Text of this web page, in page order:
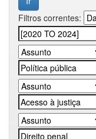
Filtros correntes: